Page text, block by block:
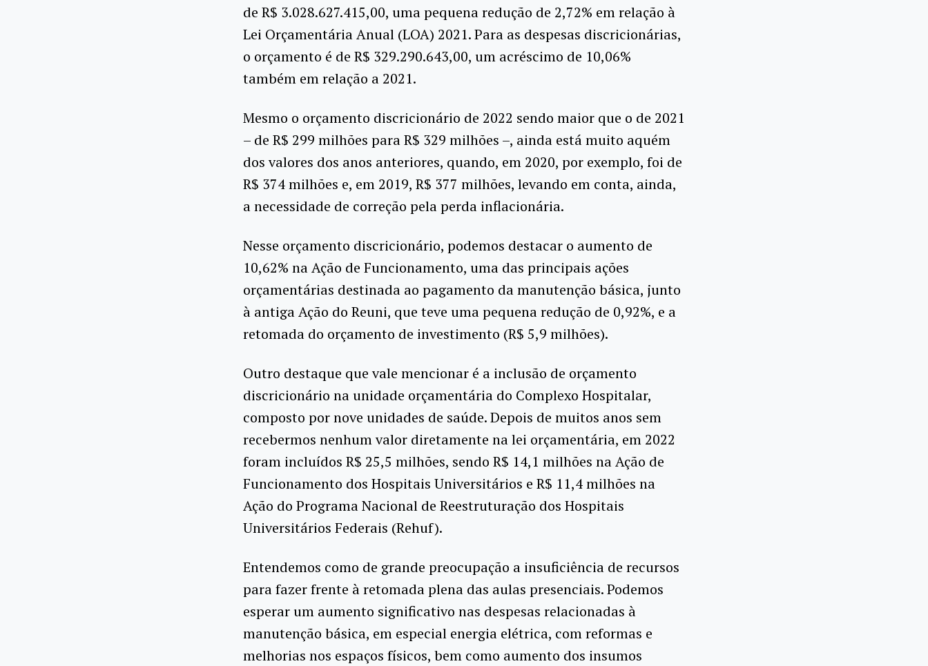
de R$ 3.028.627.415,00, uma pequena redução de 2,72% em relação à
Lei Orçamentária Anual (LOA) 2021. Para as despesas discricionárias,
o orçamento é de R$ 329.290.643,00, um acréscimo de 10,06%
também em relação a 2021.
Mesmo o orçamento discricionário de 2022 sendo maior que o de 2021
– de R$ 299 milhões para R$ 329 milhões –, ainda está muito aquém
dos valores dos anos anteriores, quando, em 2020, por exemplo, foi de
R$ 374 milhões e, em 2019, R$ 377 milhões, levando em conta, ainda,
a necessidade de correção pela perda inflacionária.
Nesse orçamento discricionário, podemos destacar o aumento de
10,62% na Ação de Funcionamento, uma das principais ações
orçamentárias destinada ao pagamento da manutenção básica, junto
à antiga Ação do Reuni, que teve uma pequena redução de 0,92%, e a
retomada do orçamento de investimento (R$ 5,9 milhões).
Outro destaque que vale mencionar é a inclusão de orçamento
discricionário na unidade orçamentária do Complexo Hospitalar,
composto por nove unidades de saúde. Depois de muitos anos sem
recebermos nenhum valor diretamente na lei orçamentária, em 2022
foram incluídos R$ 25,5 milhões, sendo R$ 14,1 milhões na Ação de
Funcionamento dos Hospitais Universitários e R$ 11,4 milhões na
Ação do Programa Nacional de Reestruturação dos Hospitais
Universitários Federais (Rehuf).
Entendemos como de grande preocupação a insuficiência de recursos
para fazer frente à retomada plena das aulas presenciais. Podemos
esperar um aumento significativo nas despesas relacionadas à
manutenção básica, em especial energia elétrica, com reformas e
melhorias nos espaços físicos, bem como aumento dos insumos